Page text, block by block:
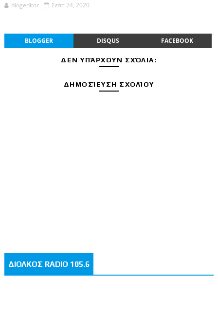
diogeditor
Σεπτ 24, 2020
BLOGGER DISQUS FACEBOOK
ΔΕΝ ΥΠΆΡΧΟΥΝ ΣΧΌΛΙΑ:
ΔΗΜΟΣΊΕΥΣΗ ΣΧΟΛΊΟΥ
ΔΙΟΛΚΟΣ RADIO 105.6